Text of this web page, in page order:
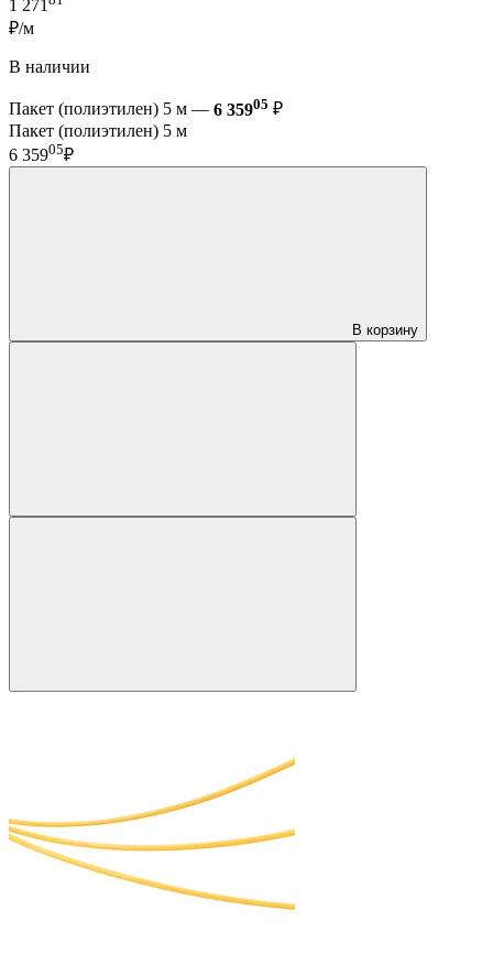
1 271
₽/м
В наличии
Пакет (полиэтилен) 5 м — 6 35905 ₽
Пакет (полиэтилен) 5 м
6 35905₽
В корзину